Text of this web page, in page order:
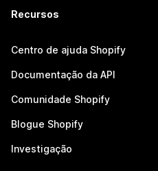
Recursos
Centro de ajuda Shopify
Documentação da API
Comunidade Shopify
Blogue Shopify
Investigação